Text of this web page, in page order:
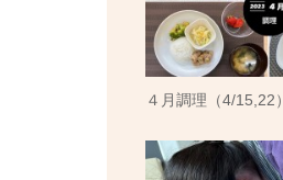
４月調理（4/15,22）